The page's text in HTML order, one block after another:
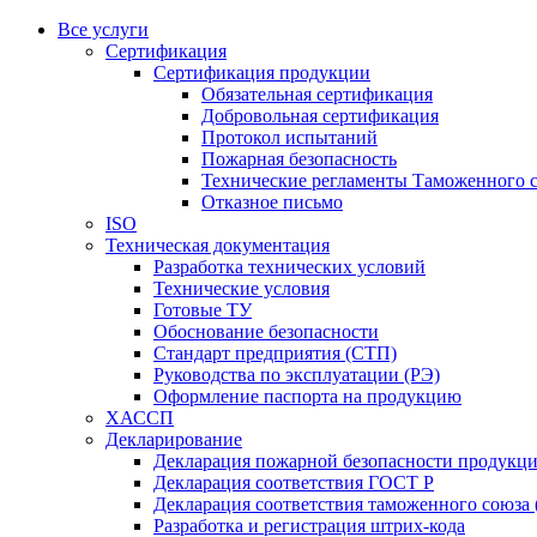
Все услуги
Сертификация
Сертификация продукции
Обязательная сертификация
Добровольная сертификация
Протокол испытаний
Пожарная безопасность
Технические регламенты Таможенного
Отказное письмо
ISO
Техническая документация
Разработка технических условий
Технические условия
Готовые ТУ
Обоснование безопасности
Стандарт предприятия (СТП)
Руководства по эксплуатации (РЭ)
Оформление паспорта на продукцию
ХАССП
Декларирование
Декларация пожарной безопасности
Декларация соответствия ГОСТ Р
Декларация соответствия таможенного
Разработка и регистрация штрих-кода